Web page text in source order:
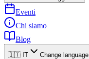
Eventi
Chi siamo
Blog
🇮🇹 IT
Change language